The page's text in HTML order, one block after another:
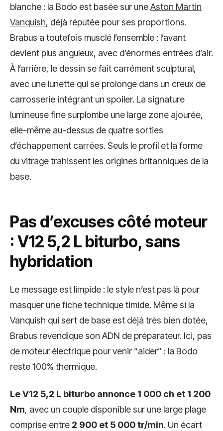
blanche : la Bodo est basée sur uneAston Martin
Vanquish, déjà réputée pour ses proportions.
Brabus a toutefois musclé l’ensemble : l’avant
devient plus anguleux, avec d’énormes entrées d’air.
À l’arrière, le dessin se fait carrément sculptural,
avec une lunette qui se prolonge dans un creux de
carrosserie intégrant un spoiler. La signature
lumineuse fine surplombe une large zone ajourée,
elle-même au-dessus de quatre sorties
d’échappement carrées. Seuls le profil et la forme
du vitrage trahissent les origines britanniques de la
base.
Pas d’excuses côté moteur
: V12 5,2 L biturbo, sans
hybridation
Le message est limpide : le style n’est pas là pour
masquer une fiche technique timide. Même si la
Vanquish qui sert de base est déjà très bien dotée,
Brabus revendique son ADN de préparateur. Ici, pas
de moteur électrique pour venir “aider” : la Bodo
reste 100% thermique.
Le V12 5,2 L biturbo annonce 1 000 ch et 1 200
Nm, avec un couple disponible sur une large plage
comprise entre 2 900 et 5 000 tr/min. Un écart